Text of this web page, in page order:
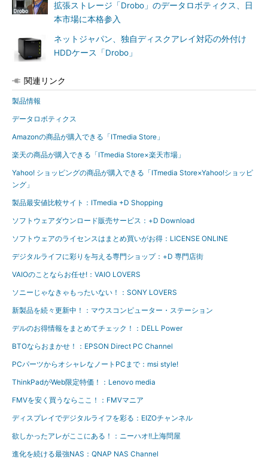
拡張ストレージ「Drobo」のデータロボティクス、日
本市場に本格参入
ネットジャパン、独自ディスクアレイ対応の外付け
HDDケース「Drobo」
関連リンク
製品情報
データロボティクス
Amazonの商品が購入できる「ITmedia Store」
楽天の商品が購入できる「ITmedia Store×楽天市場」
Yahoo! ショッピングの商品が購入できる「ITmedia Store×Yahoo!ショッピ
ング」
製品最安値比較サイト：ITmedia +D Shopping
ソフトウェアダウンロード販売サービス：+D Download
ソフトウェアのライセンスはまとめ買いがお得：LICENSE ONLINE
デジタルライフに彩りを与える専門ショップ：+D 専門店街
VAIOのことならお任せ!：VAIO LOVERS
ソニーじゃなきゃもったいない！：SONY LOVERS
新製品を続々更新中！：マウスコンピューター・ステーション
デルのお得情報をまとめてチェック！：DELL Power
BTOならおまかせ！：EPSON Direct PC Channel
PCパーツからオシャレなノートPCまで：msi style!
ThinkPadがWeb限定特価！：Lenovo media
FMVを安く買うならここ！：FMVマニア
ディスプレイでデジタルライフを彩る：EIZOチャンネル
欲しかったアレがここにある！：ニーハオ!!上海問屋
進化を続ける最強NAS：QNAP NAS Channel